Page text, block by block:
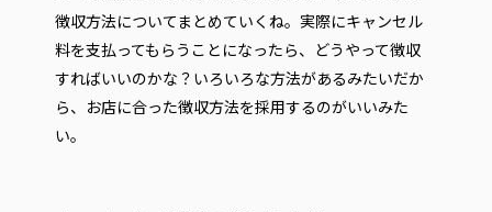
徴収方法についてまとめていくね。実際にキャンセル
料を支払ってもらうことになったら、どうやって徴収
すればいいのかな？いろいろな方法があるみたいだか
ら、お店に合った徴収方法を採用するのがいいみた
い。